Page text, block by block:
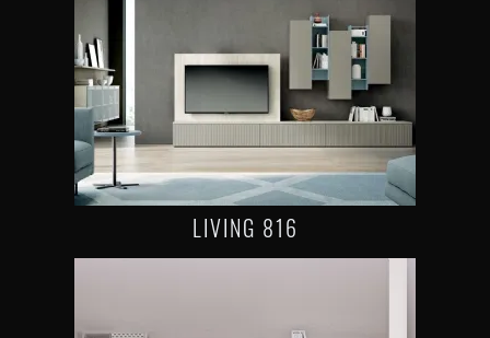
LIVING 816